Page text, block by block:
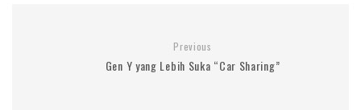
Previous
Gen Y yang Lebih Suka “Car Sharing”